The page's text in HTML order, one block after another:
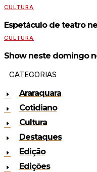
CULTURA
Espetáculo de teatro
CULTURA
Show neste domingo
CATEGORIAS
Araraquara
Cotidiano
Cultura
Destaques
Edição
Edições